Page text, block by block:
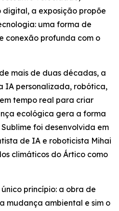
a exposição propõe
uma forma de
conexão profunda com o
mais de duas décadas, a
IA personalizada, robótica,
tempo real para criar
ecológica gera a forma
foi desenvolvida em
de IA e roboticista Mihai
climáticos do Ártico como
princípio: a obra de
mudança ambiental e sim o